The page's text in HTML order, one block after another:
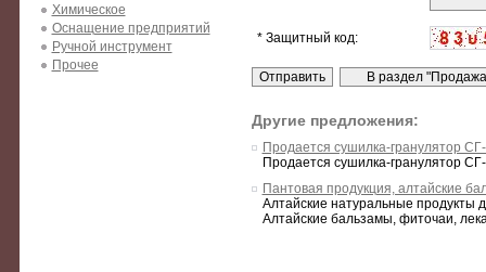
Химическое
Оснащение предприятий
Ручной инструмент
Прочее
* Защитный код:
Другие предложения:
Продается сушилка-гранулятор
Продается сушилка-гранулятор
Пантовая продукция, алтайские
Алтайские натуральные продукты
Алтайские бальзамы, фиточаи,